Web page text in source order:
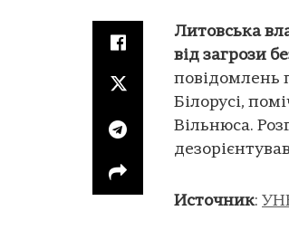
Литовська
від загрози
повідомлень
Білорусі,
Вільнюса.
Источник: